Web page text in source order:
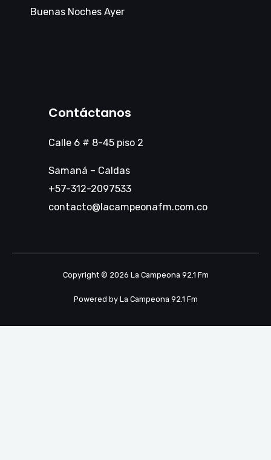
Buenas Noches Ayer
Contáctanos
Calle 6 # 8-45 piso 2
Samaná – Caldas
+57-312-2097533
contacto@lacampeonafm.com.co
Copyright © 2026 La Campeona 92.1 Fm
Powered by La Campeona 92.1 Fm